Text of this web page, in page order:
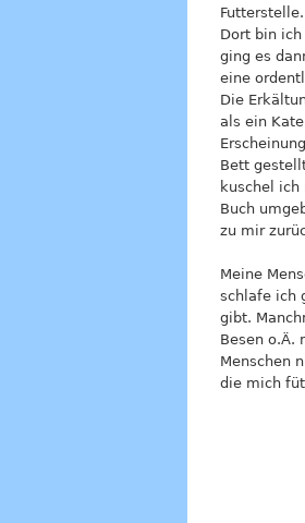
Dort bin
ging es
eine
Die
als ein
Bett
kuschel
Buch
zu mir
Meine
schlafe ich
gibt.
Besen o.Ä.
Menschen
die mich